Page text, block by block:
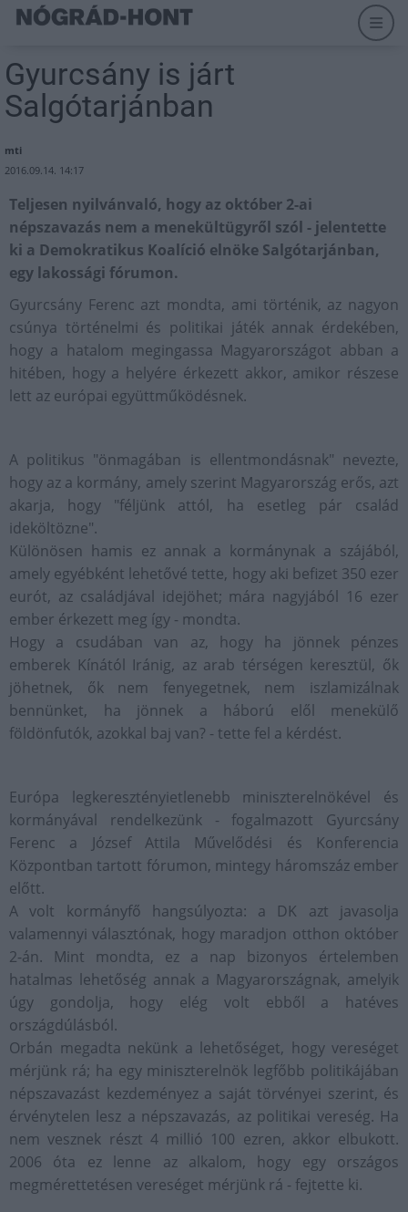
Gyurcsány is járt
Salgótarjánban
mti
2016.09.14. 14:17
Teljesen nyilvánvaló, hogy az október 2-ai
népszavazás nem a menekültügyről szól - jelentette
ki a Demokratikus Koalíció elnöke Salgótarjánban,
egy lakossági fórumon.
Gyurcsány Ferenc azt mondta, ami történik, az nagyon
csúnya történelmi és politikai játék annak érdekében,
hogy a hatalom megingassa Magyarországot abban a
hitében, hogy a helyére érkezett akkor, amikor részese
lett az európai együttműködésnek.
A politikus "önmagában is ellentmondásnak" nevezte,
hogy az a kormány, amely szerint Magyarország erős, azt
akarja, hogy "féljünk attól, ha esetleg pár család
ideköltözne".
Különösen hamis ez annak a kormánynak a szájából,
amely egyébként lehetővé tette, hogy aki befizet 350 ezer
eurót, az családjával idejöhet; mára nagyjából 16 ezer
ember érkezett meg így - mondta.
Hogy a csudában van az, hogy ha jönnek pénzes
emberek Kínától Iránig, az arab térségen keresztül, ők
jöhetnek, ők nem fenyegetnek, nem iszlamizálnak
bennünket, ha jönnek a háború elől menekülő
földönfutók, azokkal baj van? - tette fel a kérdést.
Európa legkeresztényietlenebb miniszterelnökével és
kormányával rendelkezünk - fogalmazott Gyurcsány
Ferenc a József Attila Művelődési és Konferencia
Központban tartott fórumon, mintegy háromszáz ember
előtt.
A volt kormányfő hangsúlyozta: a DK azt javasolja
valamennyi választónak, hogy maradjon otthon október
2-án. Mint mondta, ez a nap bizonyos értelemben
hatalmas lehetőség annak a Magyarországnak, amelyik
úgy gondolja, hogy elég volt ebből a hatéves
országdúlásból.
Orbán megadta nekünk a lehetőséget, hogy vereséget
mérjünk rá; ha egy miniszterelnök legfőbb politikájában
népszavazást kezdeményez a saját törvényei szerint, és
érvénytelen lesz a népszavazás, az politikai vereség. Ha
nem vesznek részt 4 millió 100 ezren, akkor elbukott.
2006 óta ez lenne az alkalom, hogy egy országos
megmérettetésen vereséget mérjünk rá - fejtette ki.